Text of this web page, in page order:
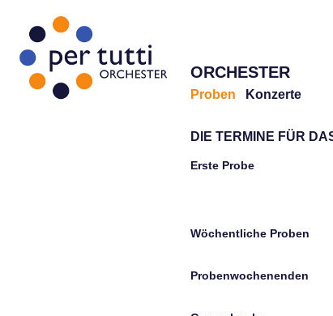
ORCHESTER
Proben Konzerte
DIE TERMINE FÜR
Erste Probe
Wöchentliche Proben
Probenwochenenden